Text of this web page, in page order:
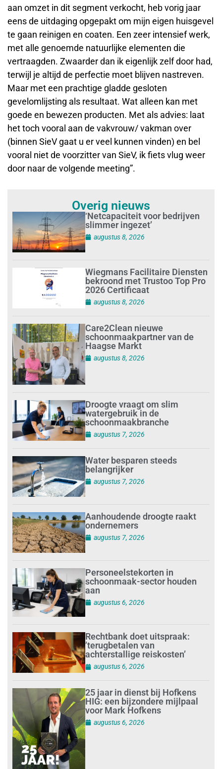
aan omzet in dit segment verkocht, heb vorig jaar
eens de uitdaging opgepakt om mijn eigen huisgevel
te gaan reinigen en coaten. Een zeer intensief werk,
met alle genoemde natuurlijke elementen die
vertraagden. Zwaarder dan ik eigenlijk zelf door had,
terwijl je altijd de perfectie moet blijven nastreven.
Maar met een prachtige gladde gesloten
gevelomlijsting als resultaat. Wat alleen kan met
goede en bewezen producten. Met als advies: laat
het toch vooral aan de vakvrouw/ vakman over
(binnen SieV gaat u er veel kunnen vinden) en bel
vooral niet de voorzitter van SieV, ik fiets vlug weer
door naar de volgende meeting”.
Overig nieuws
‘Netcapaciteit voor bedrijven
slimmer ingezet’
augustus 8, 2026
Wiegmans Facilitaire Diensten
bekroond met Trustoo Top Pro
2026 Certificaat
augustus 8, 2026
Care2Clean nieuwe
schoonmaakpartner van de
Haagse Markt
augustus 8, 2026
Droogte vraagt om slim
watergebruik in de
schoonmaakbranche
augustus 7, 2026
Water besparen steeds
belangrijker
augustus 7, 2026
Aanhoudende droogte raakt
ondernemers
augustus 7, 2026
Personeelstekorten in
schoonmaak-sector houden
aan
augustus 6, 2026
Rechtbank doet uitspraak:
’terugbetalen van
achterstallige reiskosten’
augustus 6, 2026
25 jaar in dienst bij Hofkens
HIG: een bijzondere mijlpaal
voor Mark Hofkens
augustus 6, 2026